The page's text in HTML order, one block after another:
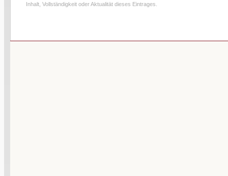
Inhalt, Vollständigkeit oder Aktualität dieses Eintrages.